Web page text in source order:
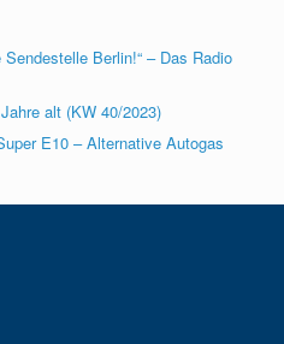
Berlin!“ – Das Radio
alt (KW 40/2023)
E10 – Alternative Autogas